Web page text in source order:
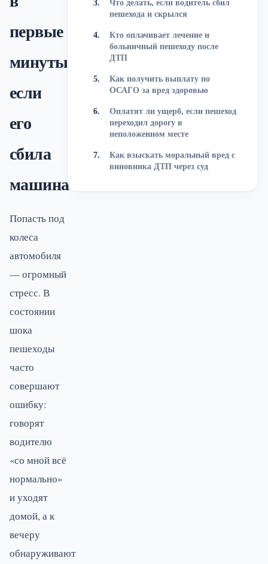
первые
минуты,
если
его
сбила
машина
Попасть под
колеса
автомобиля
— огромный
стресс. В
состоянии
шока
пешеходы
часто
совершают
ошибку:
говорят
водителю
«со мной всё
нормально»
и уходят
домой, а к
вечеру
обнаруживают
Что делать, если водитель сбил
пешехода и скрылся
Кто оплачивает лечение и
больничный пешеходу после
ДТП
Как получить выплату по
ОСАГО за вред здоровью
Оплатят ли ущерб, если пешеход
переходил дорогу в
неположенном месте
Как взыскать моральный вред с
виновника ДТП через суд